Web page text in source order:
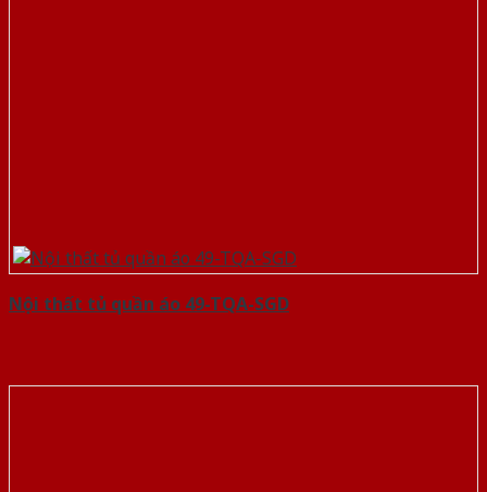
Nội thất tủ quần áo 49-TQA-SGD